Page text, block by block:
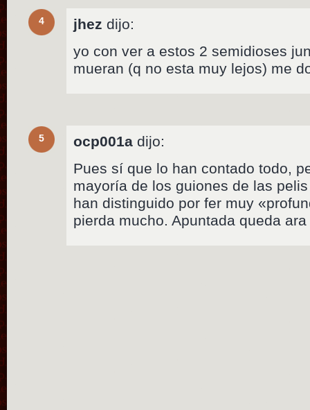
4 jhez dijo:
yo con ver a estos 2 semidioses
mueran (q no esta muy lejos) me
5 ocp001a dijo:
Pues sí que lo han contado todo,
mayoría de los guiones de las
han distinguido por fer muy
pierda mucho. Apuntada queda